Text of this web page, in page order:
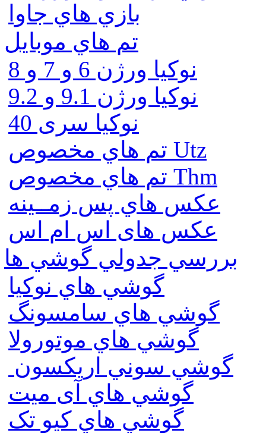
بازي هاي جاوا
تم هاي موبايل
نوكيا ورژن 6 و 7 و 8
نوكيا ورژن 9.1 و 9.2
نوکیا سری 40
تم هاي مخصوص Utz
تم هاي مخصوص Thm
عكس هاي پس زمــينه
عكس های اس ام اس
بررسي جدولي گوشي ها
گوشي هاي نوكيا
گوشي هاي سامسونگ
گوشي هاي موتورولا
گوشي سوني اريكسون
گوشي هاي آی میت
گوشي هاي کیو تک